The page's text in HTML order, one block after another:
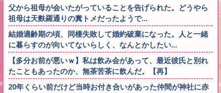
父から祖母が会いたがっていることを告げられた。どうやら
祖母は天麩羅通りの糞トメだったようで...
結婚適齢期の頃、同棲失敗して婚約破棄になった。人と一緒
に暮らすのが向いてないらしく、なんとかしたい...
【多分お前が悪いｗ】私は飲み会があって、最近彼氏と別れ
たこともあったのか、無茶苦茶に飲んだ。【再】
20年くらい前だけど当時お付き合いがあった仲間が神社に赤